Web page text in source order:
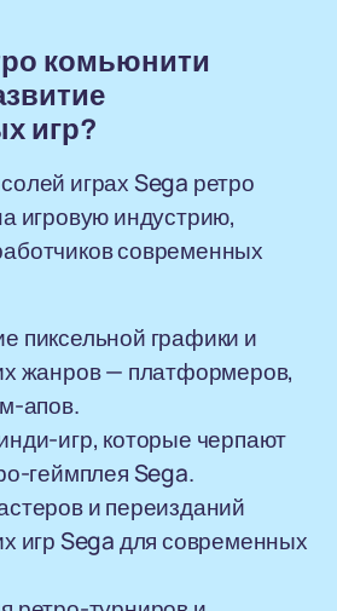
комьюнити
игр?
играх Sega ретро
игровую индустрию,
современных
пиксельной графики и
жанров — платформеров,
апов.
игр, которые черпают
геймплея Sega.
и переизданий
игр Sega для современных